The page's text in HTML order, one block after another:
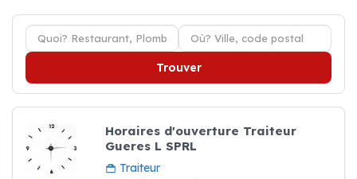
Trouver
Horaires d'ouverture Traiteur
Gueres L SPRL
Traiteur